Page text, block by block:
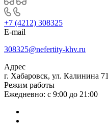
+7 (4212) 308325
E-mail
308325@nefertity-khv.ru
Адрес
г. Хабаровск, ул. Калинина 71
Режим работы
Ежедневно: с 9:00 до 21:00